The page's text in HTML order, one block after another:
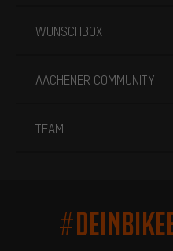
WUNSCHBOX
AACHENER COMMUNITY
TEAM